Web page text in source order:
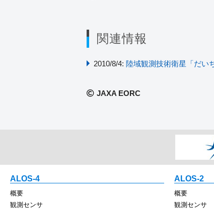
関連情報
2010/8/4: 陸域観測技術衛星「だい
JAXA EORC
ALOS-4
概要
観測センサ
ALOS-2
概要
観測センサ